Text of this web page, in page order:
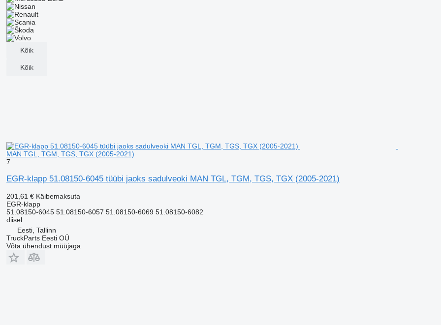
Kõik
Kõik
MAN TGL, TGM, TGS, TGX (2005-2021)
7
EGR-klapp 51.08150-6045 tüübi jaoks sadulveoki MAN TGL, TGM, TGS, TGX (2005-2021)
201,61 € Käibemaksuta
EGR-klapp
51.08150-6045 51.08150-6057 51.08150-6069 51.08150-6082
diisel
Eesti, Tallinn
TruckParts Eesti OÜ
Võta ühendust müüjaga